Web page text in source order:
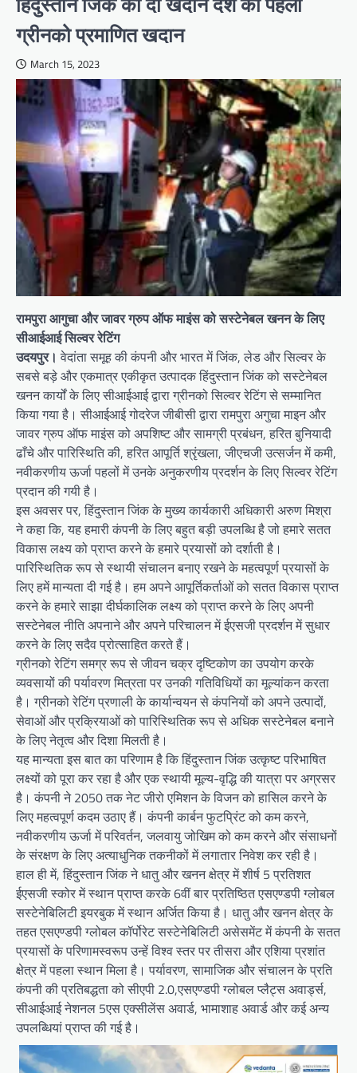
ग्रीनको प्रमाणित खदान
March 15, 2023
रामपुरा आगुचा और जावर ग्रुप ऑफ माइंस को सस्टेनेबल खनन के लिए
सीआईआई सिल्वर रेटिंग
उदयपुर। वेदांता समूह की कंपनी और भारत में जिंक, लेड और सिल्वर के
सबसे बड़े और एकमात्र एकीकृत उत्पादक हिंदुस्तान जिंक को सस्टेनेबल
खनन कार्यों के लिए सीआईआई द्वारा ग्रीनको सिल्वर रेटिंग से सम्मानित
किया गया है। सीआईआई गोदरेज जीबीसी द्वारा रामपुरा अगुचा माइन और
जावर ग्रुप ऑफ माइंस को अपशिष्ट और सामग्री प्रबंधन, हरित बुनियादी
ढाँचे और पारिस्थिति की, हरित आपूर्ति श्रृंखला, जीएचजी उत्सर्जन में कमी,
नवीकरणीय ऊर्जा पहलों में उनके अनुकरणीय प्रदर्शन के लिए सिल्वर रेटिंग
प्रदान की गयी है।
इस अवसर पर, हिंदुस्तान जिंक के मुख्य कार्यकारी अधिकारी अरुण मिश्रा
ने कहा कि, यह हमारी कंपनी के लिए बहुत बड़ी उपलब्धि है जो हमारे सतत
विकास लक्ष्य को प्राप्त करने के हमारे प्रयासों को दर्शाती है।
पारिस्थितिक रूप से स्थायी संचालन बनाए रखने के महत्वपूर्ण प्रयासों के
लिए हमें मान्यता दी गई है। हम अपने आपूर्तिकर्ताओं को सतत विकास प्राप्त
करने के हमारे साझा दीर्घकालिक लक्ष्य को प्राप्त करने के लिए अपनी
सस्टेनेबल नीति अपनाने और अपने परिचालन में ईएसजी प्रदर्शन में सुधार
करने के लिए सदैव प्रोत्साहित करते हैं।
ग्रीनको रेटिंग समग्र रूप से जीवन चक्र दृष्टिकोण का उपयोग करके
व्यवसायों की पर्यावरण मित्रता पर उनकी गतिविधियों का मूल्यांकन करता
है। ग्रीनको रेटिंग प्रणाली के कार्यान्वयन से कंपनियों को अपने उत्पादों,
सेवाओं और प्रक्रियाओं को पारिस्थितिक रूप से अधिक सस्टेनेबल बनाने
के लिए नेतृत्व और दिशा मिलती है।
यह मान्यता इस बात का परिणाम है कि हिंदुस्तान जिंक उत्कृष्ट परिभाषित
लक्ष्यों को पूरा कर रहा है और एक स्थायी मूल्य-वृद्धि की यात्रा पर अग्रसर
है। कंपनी ने 2050 तक नेट जीरो एमिशन के विजन को हासिल करने के
लिए महत्वपूर्ण कदम उठाए हैं। कंपनी कार्बन फुटप्रिंट को कम करने,
नवीकरणीय ऊर्जा में परिवर्तन, जलवायु जोखिम को कम करने और संसाधनों
के संरक्षण के लिए अत्याधुनिक तकनीकों में लगातार निवेश कर रही है।
हाल ही में, हिंदुस्तान जिंक ने धातु और खनन क्षेत्र में शीर्ष 5 प्रतिशत
ईएसजी स्कोर में स्थान प्राप्त करके 6वीं बार प्रतिष्ठित एसएण्डपी ग्लोबल
सस्टेनेबिलिटी इयरबुक में स्थान अर्जित किया है। धातु और खनन क्षेत्र के
तहत एसएण्डपी ग्लोबल कॉर्पोरेट सस्टेनेबिलिटी असेसमेंट में कंपनी के सतत
प्रयासों के परिणामस्वरूप उन्हें विश्व स्तर पर तीसरा और एशिया प्रशांत
क्षेत्र में पहला स्थान मिला है। पर्यावरण, सामाजिक और संचालन के प्रति
कंपनी की प्रतिबद्धता को सीएपी 2.0,एसएण्डपी ग्लोबल प्लैट्स अवार्ड्स,
सीआईआई नेशनल 5एस एक्सीलेंस अवार्ड, भामाशाह अवार्ड और कई अन्य
उपलब्धियां प्राप्त की गई है।